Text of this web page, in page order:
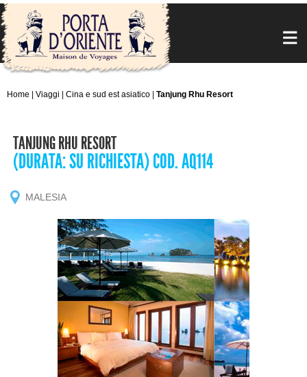
Home Viaggi Cina e sud est asiatico Tanjung Rhu Resort
TANJUNG RHU RESORT
(DURATA: SU RICHIESTA) COD. AQ114
MALESIA